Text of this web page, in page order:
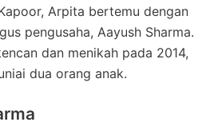
Arpita bertemu dengan
pengusaha, Aayush Sharma.
dan menikah pada 2014,
dua orang anak.